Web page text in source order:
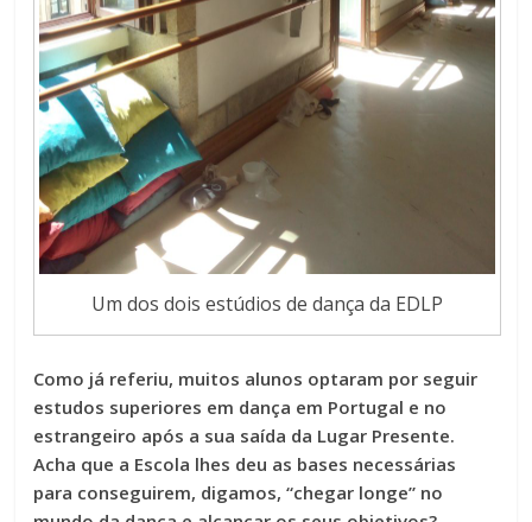
Um dos dois estúdios de dança da EDLP
Como já referiu, muitos alunos optaram por seguir
estudos superiores em dança em Portugal e no
estrangeiro após a sua saída da Lugar Presente.
Acha que a Escola lhes deu as bases necessárias
para conseguirem, digamos, “chegar longe” no